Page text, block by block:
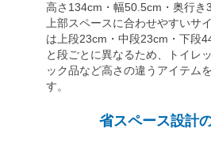
高さ134cm・幅50.5cm・奥行き
上部スペースに合わせやすいサ
は上段23cm・中段23cm・下段
と段ごとに異なるため、トイレ
ック品など高さの違うアイテム
す。
省スペース設計